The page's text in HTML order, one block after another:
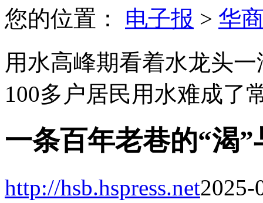
您的位置： 电子报 > 华
用水高峰期看着水龙头
100多户居民用水难成了
一条百年老巷的“渴”
http://hsb.hspress.net2025-